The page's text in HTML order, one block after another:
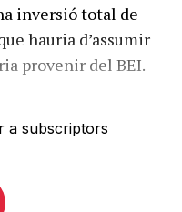
inversió total de
hauria d’assumir
provenir del BEI.
a subscriptors